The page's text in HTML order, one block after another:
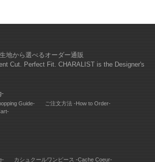
地から選べるオーダー通販
Cut. Perfect Fit. CHARALIST is the Designer's
Guide-
ご注文方法 -How to Order-
カシュクールワンピース -Cache Coeur-